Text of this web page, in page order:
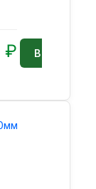
₽
В